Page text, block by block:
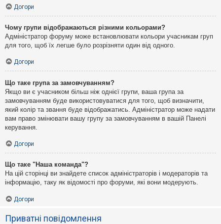
Догори
Чому групи відображаються різними кольорами?
Адміністратор форуму може встановлювати кольори учасникам груп
для того, щоб їх легше було розрізняти один від одного.
Догори
Що таке група за замовчуванням?
Якщо ви є учасником більш ніж однієї групи, ваша група за
замовчуванням буде використовуватися для того, щоб визначити,
який колір та звання буде відображатись. Адміністратор може надати
вам право змінювати вашу групу за замовчуванням в вашій Панелі
керування.
Догори
Що таке "Наша команда"?
На цій сторінці ви знайдете список адміністраторів і модераторів та
інформацію, таку як відомості про форуми, які вони модерують.
Догори
Приватні повідомлення